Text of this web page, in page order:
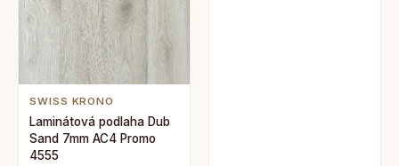
SWISS KRONO
Laminátová podlaha Dub
Sand 7mm AC4 Promo
4555